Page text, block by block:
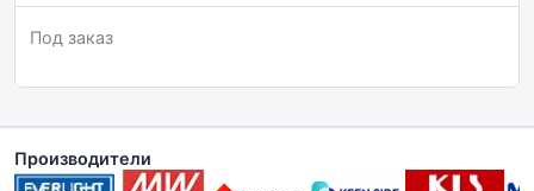
Под заказ
Производители